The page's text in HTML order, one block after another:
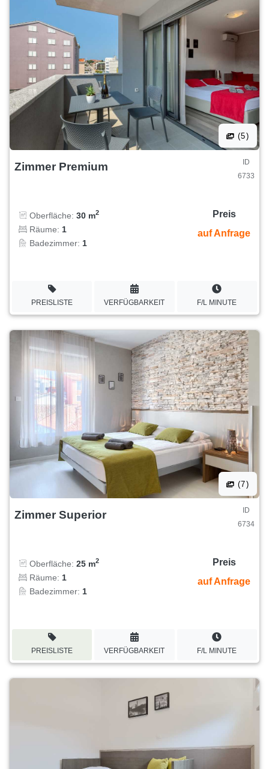
(5)
Zimmer Premium
ID
6733
Oberfläche: 30 m2
Räume: 1
Badezimmer: 1
Preis
auf Anfrage
PREISLISTE VERFÜGBARKEIT F/L MINUTE
(7)
Zimmer Superior
ID
6734
Oberfläche: 25 m2
Räume: 1
Badezimmer: 1
Preis
auf Anfrage
PREISLISTE VERFÜGBARKEIT F/L MINUTE